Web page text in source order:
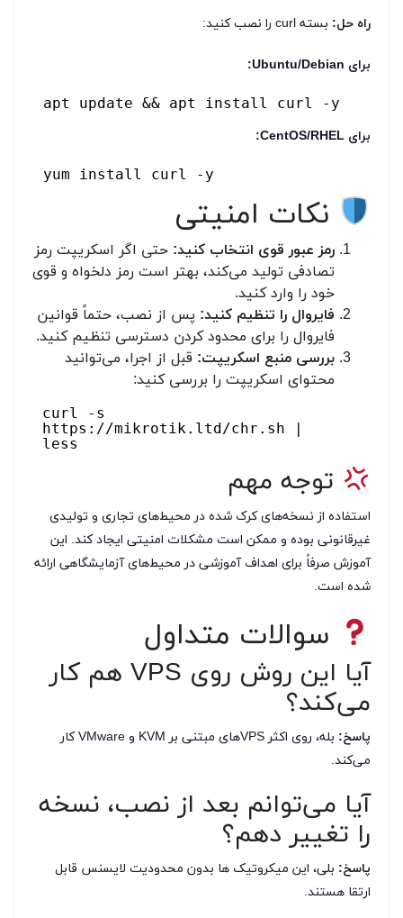
راه حل: بسته curl را نصب کنید:
برای Ubuntu/Debian:
apt update && apt install curl -y
برای CentOS/RHEL:
yum install curl -y
نکات امنیتی
رمز عبور قوی انتخاب کنید: حتی اگر اسکریپت رمز
تصادفی تولید می‌کند، بهتر است رمز دلخواه و قوی
خود را وارد کنید.
فایروال را تنظیم کنید: پس از نصب، حتماً قوانین
فایروال را برای محدود کردن دسترسی تنظیم کنید.
بررسی منبع اسکریپت: قبل از اجرا، می‌توانید
محتوای اسکریپت را بررسی کنید:
curl -s
https://mikrotik.ltd/chr.sh |
less
توجه مهم
استفاده از نسخه‌های کرک شده در محیط‌های تجاری و تولیدی
غیرقانونی بوده و ممکن است مشکلات امنیتی ایجاد کند. این
آموزش صرفاً برای اهداف آموزشی در محیط‌های آزمایشگاهی ارائه
شده است.
سوالات متداول
آیا این روش روی VPS هم کار
می‌کند؟
پاسخ:
بله، روی اکثر VPSهای مبتنی بر KVM و VMware کار
می‌کند.
آیا می‌توانم بعد از نصب، نسخه
را تغییر دهم؟
پاسخ: بلی، این میکروتیک ها بدون محدودیت لایسنس قابل
ارتقا هستند.